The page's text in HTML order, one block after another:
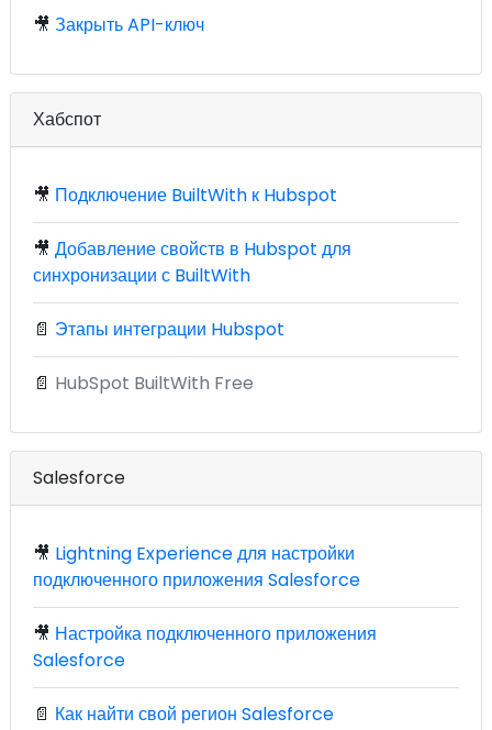
🎥 Закрыть API-ключ
Хабспот
🎥 Подключение BuiltWith к Hubspot
🎥 Добавление свойств в Hubspot для
синхронизации с BuiltWith
📄 Этапы интеграции Hubspot
📄 HubSpot BuiltWith Free
Salesforce
🎥 Lightning Experience для настройки
подключенного приложения Salesforce
🎥 Настройка подключенного приложения
Salesforce
📄 Как найти свой регион Salesforce